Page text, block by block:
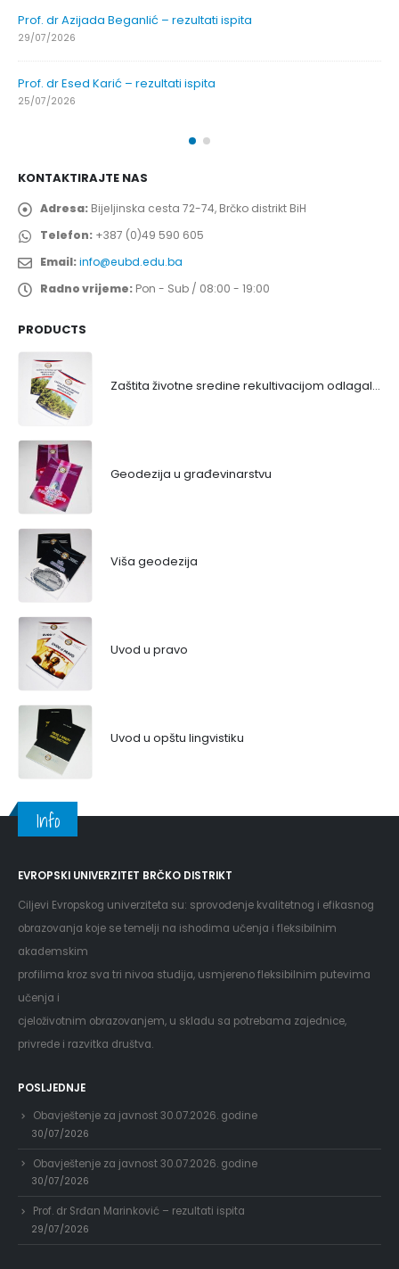
Prof. dr Azijada Beganlić – rezultati ispita
29/07/2026
Prof. dr Esed Karić – rezultati ispita
25/07/2026
KONTAKTIRAJTE NAS
Adresa: Bijeljinska cesta 72-74, Brčko distrikt BiH
Telefon: +387 (0)49 590 605
Email:info@eubd.edu.ba
Radno vrijeme: Pon - Sub / 08:00 - 19:00
PRODUCTS
Zaštita životne sredine rekultivacijom odlagališta
Geodezija u građevinarstvu
Viša geodezija
Uvod u pravo
Uvod u opštu lingvistiku
Info
EVROPSKI UNIVERZITET BRČKO DISTRIKT
Ciljevi Evropskog univerziteta su: sprovođenje kvalitetnog i efikasnog
obrazovanja koje se temelji na ishodima učenja i fleksibilnim
akademskim
profilima kroz sva tri nivoa studija, usmjereno fleksibilnim putevima
učenja i
cjeloživotnim obrazovanjem, u skladu sa potrebama zajednice,
privrede i razvitka društva.
POSLJEDNJE
Obavještenje za javnost 30.07.2026. godine
30/07/2026
Obavještenje za javnost 30.07.2026. godine
30/07/2026
Prof. dr Srđan Marinković – rezultati ispita
29/07/2026